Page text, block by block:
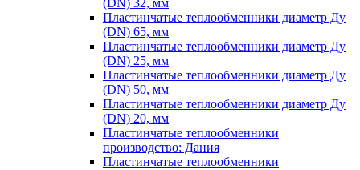
(DN) 32, мм
Пластинчатые теплообменники диаметр Ду
(DN) 65, мм
Пластинчатые теплообменники диаметр Ду
(DN) 25, мм
Пластинчатые теплообменники диаметр Ду
(DN) 50, мм
Пластинчатые теплообменники диаметр Ду
(DN) 20, мм
Пластинчатые теплообменники
производство: Дания
Пластинчатые теплообменники